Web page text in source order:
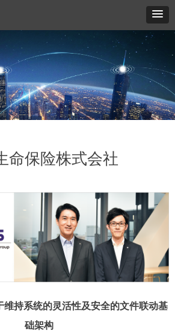
命保险株式会社
持系统的灵活性及安全的文件联动基
础架构